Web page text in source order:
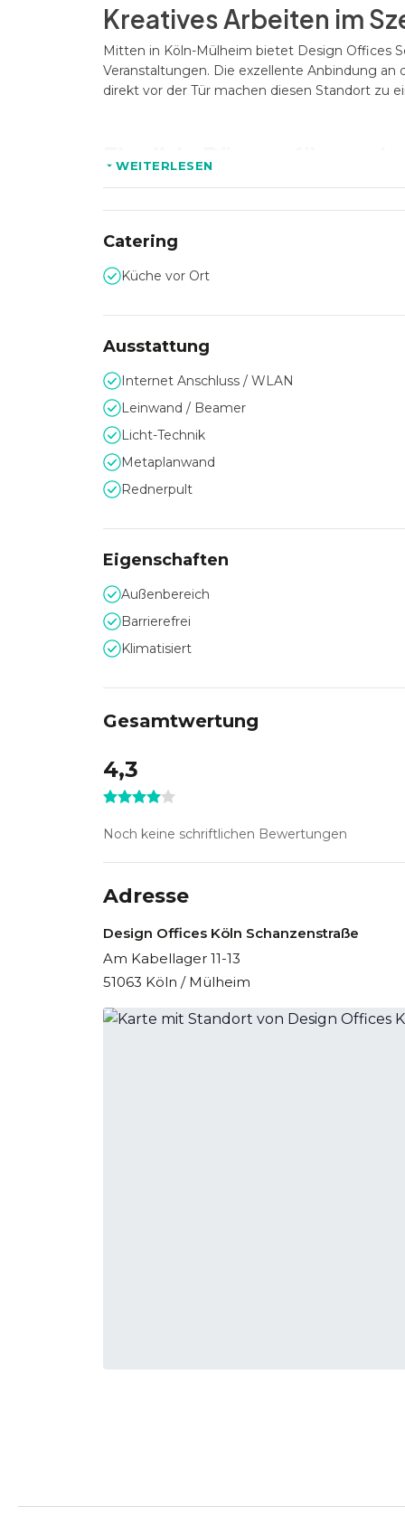
Kreatives Arbeiten im
Mitten in Köln-Mülheim bietet Design Offices
Veranstaltungen. Die exzellente Anbindung
direkt vor der Tür machen diesen Standort zu
Flexible Räume für starke
Ob Workshop, Tagung oder Business-Event –
Anforderungen zugeschnitten. Hochwertige
Raum für Networking und entspannte Pausen.
Design trifft
Das Interieur überzeugt mit einem stilvollen
professionellem Anspruch sucht, findet in den
zukunftsweisende Begegnungen.
360° Rundgang
WEITERLESEN
Catering
Küche vor Ort
Ausstattung
Internet Anschluss / WLAN
Leinwand / Beamer
Licht-Technik
Metaplanwand
Rednerpult
Eigenschaften
Außenbereich
Barrierefrei
Klimatisiert
Gesamtwertung
4,3
Noch keine schriftlichen Bewertungen
Adresse
Design Offices Köln Schanzenstraße
Am Kabellager 11-13
51063 Köln / Mülheim